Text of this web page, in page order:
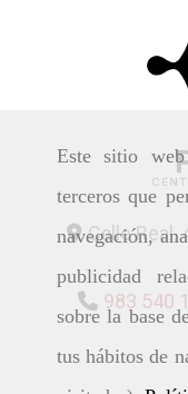
Este sitio
terceros que
navegación,
publicidad
sobre la base
tus hábitos de
Calle Real,
983 540